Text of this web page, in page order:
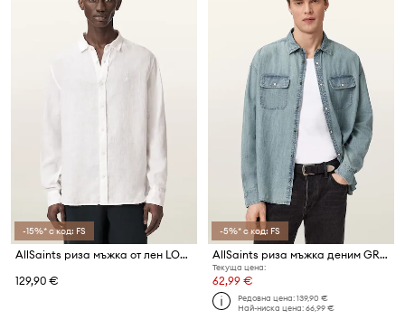
-15%* с код: FS
AllSaints риза мъжка от лен LOOM
129,90 €
-5%* с код: FS
AllSaints риза мъжка деним GRIBBS
Текуща цена:
62,99 €
Редовна цена:139,90 €
Най-ниска цена:66,99 €